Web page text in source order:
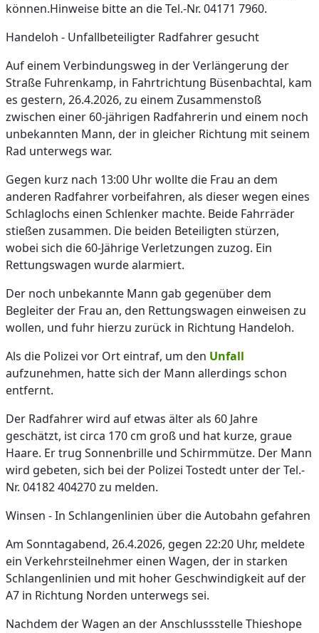
können.Hinweise bitte an die Tel.-Nr. 04171 7960.
Handeloh - Unfallbeteiligter Radfahrer gesucht
Auf einem Verbindungsweg in der Verlängerung der
Straße Fuhrenkamp, in Fahrtrichtung Büsenbachtal, kam
es gestern, 26.4.2026, zu einem Zusammenstoß
zwischen einer 60-jährigen Radfahrerin und einem noch
unbekannten Mann, der in gleicher Richtung mit seinem
Rad unterwegs war.
Gegen kurz nach 13:00 Uhr wollte die Frau an dem
anderen Radfahrer vorbeifahren, als dieser wegen eines
Schlaglochs einen Schlenker machte. Beide Fahrräder
stießen zusammen. Die beiden Beteiligten stürzen,
wobei sich die 60-Jährige Verletzungen zuzog. Ein
Rettungswagen wurde alarmiert.
Der noch unbekannte Mann gab gegenüber dem
Begleiter der Frau an, den Rettungswagen einweisen zu
wollen, und fuhr hierzu zurück in Richtung Handeloh.
Als die Polizei vor Ort eintraf, um den Unfall
aufzunehmen, hatte sich der Mann allerdings schon
entfernt.
Der Radfahrer wird auf etwas älter als 60 Jahre
geschätzt, ist circa 170 cm groß und hat kurze, graue
Haare. Er trug Sonnenbrille und Schirmmütze. Der Mann
wird gebeten, sich bei der Polizei Tostedt unter der Tel.-
Nr. 04182 404270 zu melden.
Winsen - In Schlangenlinien über die Autobahn gefahren
Am Sonntagabend, 26.4.2026, gegen 22:20 Uhr, meldete
ein Verkehrsteilnehmer einen Wagen, der in starken
Schlangenlinien und mit hoher Geschwindigkeit auf der
A7 in Richtung Norden unterwegs sei.
Nachdem der Wagen an der Anschlussstelle Thieshope